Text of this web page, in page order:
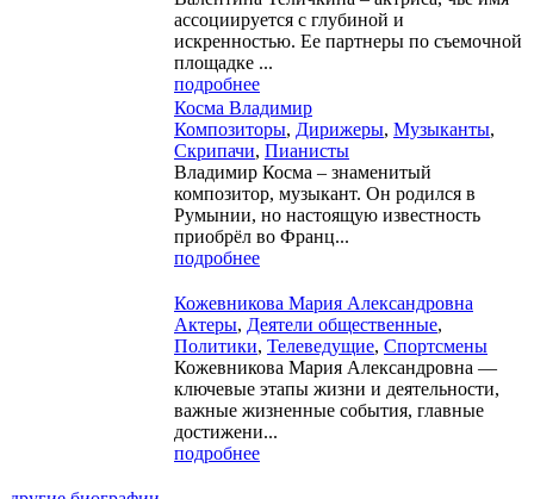
ассоциируется с глубиной и
искренностью. Ее партнеры по съемочной
площадке ...
подробнее
Косма Владимир
Композиторы, Дирижеры, Музыканты,
Скрипачи, Пианисты
Владимир Косма – знаменитый
композитор, музыкант. Он родился в
Румынии, но настоящую известность
приобрёл во Франц...
подробнее
Кожевникова Мария Александровна
Актеры, Деятели общественные,
Политики, Телеведущие, Спортсмены
Кожевникова Мария Александровна —
ключевые этапы жизни и деятельности,
важные жизненные события, главные
достижени...
подробнее